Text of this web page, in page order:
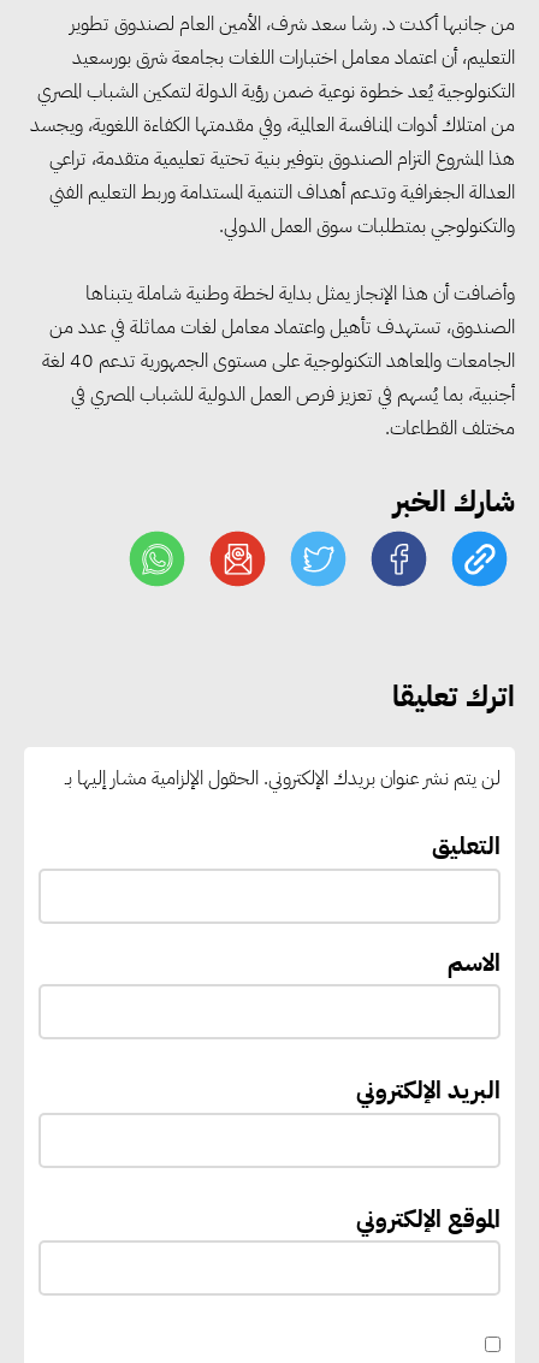
من جانبها أكدت د. رشا سعد شرف، الأمين العام لصندوق تطوير
التعليم، أن اعتماد معامل اختبارات اللغات بجامعة شرق بورسعيد
التكنولوجية يُعد خطوة نوعية ضمن رؤية الدولة لتمكين الشباب المصري
من امتلاك أدوات المنافسة العالمية، وفي مقدمتها الكفاءة اللغوية، ويجسد
هذا المشروع التزام الصندوق بتوفير بنية تحتية تعليمية متقدمة، تراعي
العدالة الجغرافية وتدعم أهداف التنمية المستدامة وربط التعليم الفني
والتكنولوجي بمتطلبات سوق العمل الدولي.
وأضافت أن هذا الإنجاز يمثل بداية لخطة وطنية شاملة يتبناها
الصندوق، تستهدف تأهيل واعتماد معامل لغات مماثلة في عدد من
الجامعات والمعاهد التكنولوجية على مستوى الجمهورية تدعم 40 لغة
أجنبية، بما يُسهم في تعزيز فرص العمل الدولية للشباب المصري في
مختلف القطاعات.
شارك الخبر
اترك تعليقا
لن يتم نشر عنوان بريدك الإلكتروني. الحقول الإلزامية مشار إليها بـ
التعليق
الاسم
البريد الإلكتروني
الموقع الإلكتروني
مجلس الوزراء: تراجع معدل
وزير الصناعة يبحث مع البرازيل و
الصين تعزيز الشراكات الصناعية
رغبات المرحلة الأولى.. والوزارة تدعو
الطلاب إلى سرعة التسجيل وعدم
يعمل على تطوير موقعه الإلكتروني
إيفل تستثمر ما يصل إلى 130
“بي إس آر” في مشروعات الطاقة
58 مليون طن من مكافئ ثاني